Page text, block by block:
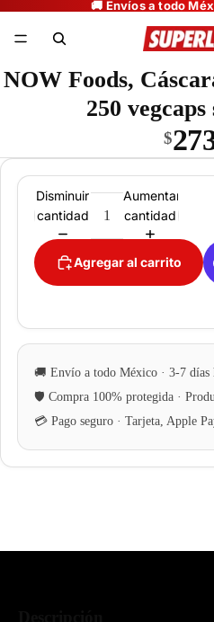
NOW Foods,
250
$
Disminuir
cantidad
Aumentar
cantidad
Agregar al carrito